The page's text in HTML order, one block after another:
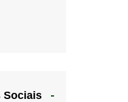
Sociais